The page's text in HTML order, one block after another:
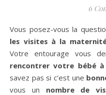
6
Vous posez-vous la
les visites à la
Votre entourage vous
rencontrer votre bébé
savez pas si c’est une
vous un nombre de